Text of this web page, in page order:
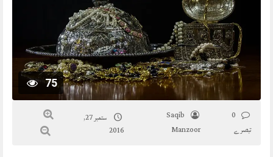
75
0
تبصرے
Saqib
Manzoor
ستمبر 27,
2016